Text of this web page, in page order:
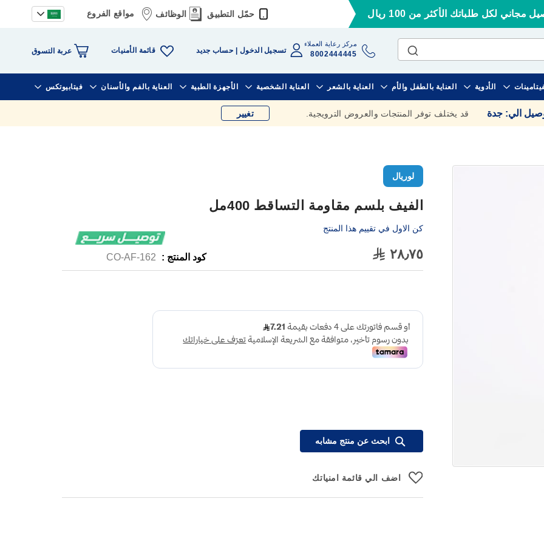
مجاني لكل طلباتك الأكثر من 100 ريال حمّل التطبيق الوظائف مواقع الفروع
مركز رعاية العملاء
8002444445 تسجيل الدخول حساب جديد قائمة الأمنيات عربة التسوق
الأدوية العناية بالطفل والأم العناية بالشعر العناية الشخصية الأجهزة الطبية العناية بالفم والأسنان فيتابيوتكس
الي: جدة قد يختلف توفر المنتجات والعروض الترويجية. تغيير
لوريال
الفيف بلسم مقاومة التساقط 400مل
كن الاول في تقييم هذا المنتج
٢٨٫٧٥ كود المنتج : CO-AF-162
ابحث عن منتج مشابه
اضف الي قائمة امنياتك